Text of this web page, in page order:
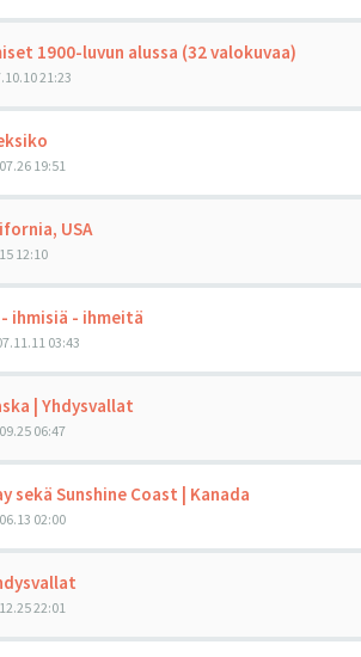
1900-luvun alussa (32 valokuvaa)
21:23
19:51
USA
12:10
ihmisiä - ihmeitä
03:43
| Yhdysvallat
06:47
sekä Sunshine Coast | Kanada
02:00
22:01